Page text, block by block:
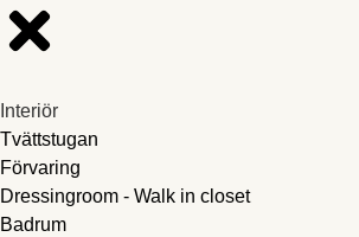
Interiör
Tvättstugan
Förvaring
Dressingroom - Walk in closet
Badrum